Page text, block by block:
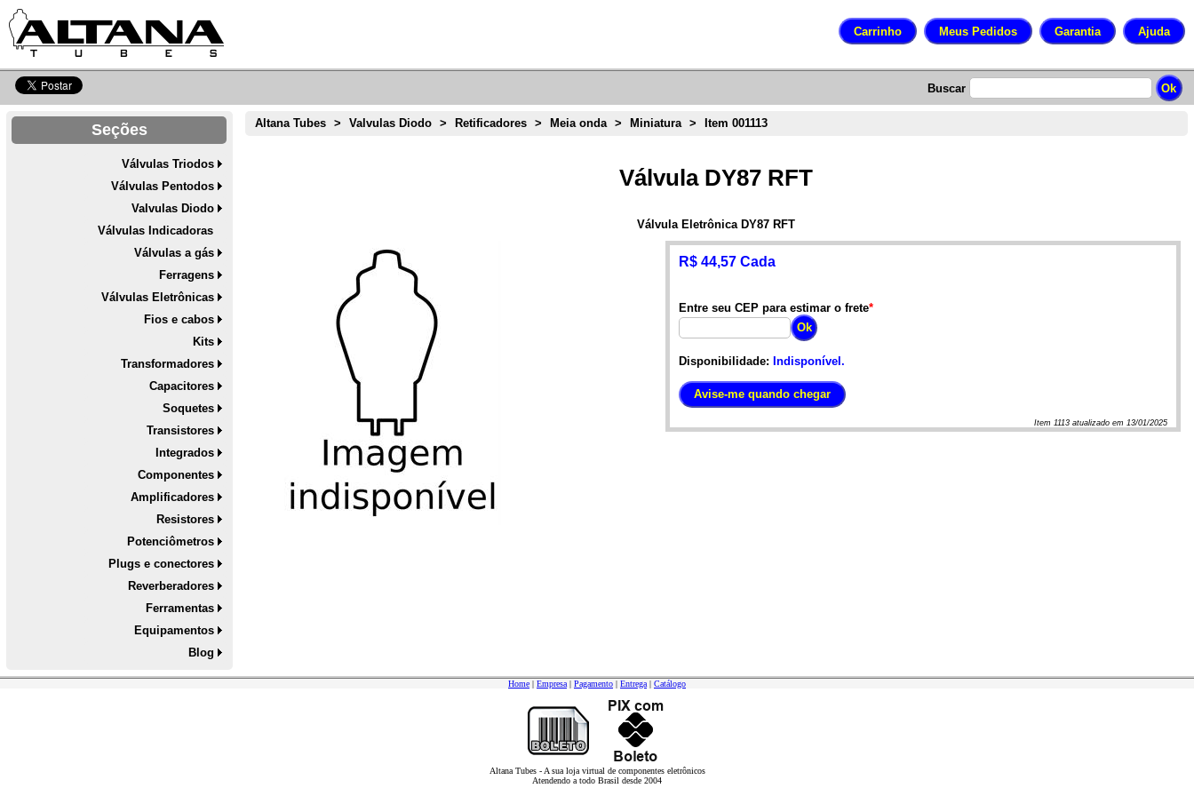
Buscar
Seções
Válvulas Triodos
Válvulas Pentodos
Valvulas Diodo
Válvulas Indicadoras
Válvulas a gás
Ferragens
Válvulas Eletrônicas
Fios e cabos
Kits
Transformadores
Capacitores
Soquetes
Transistores
Integrados
Componentes
Amplificadores
Resistores
Potenciômetros
Plugs e conectores
Reverberadores
Ferramentas
Equipamentos
Blog
Altana Tubes > Valvulas Diodo > Retificadores > Meia onda > Miniatura > Item 001113
Válvula DY87 RFT
Válvula Eletrônica DY87 RFT
R$ 44,57 Cada
Entre seu CEP para estimar o frete*
Disponibilidade: Indisponível.
Item 1113 atualizado em 13/01/2025
Home | Empresa | Pagamento | Entrega | Catálogo
Altana Tubes - A sua loja virtual de componentes eletrônicos
Atendendo a todo Brasil desde 2004